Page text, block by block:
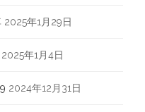
2025年1月29日
2025年1月4日
2024年12月31日